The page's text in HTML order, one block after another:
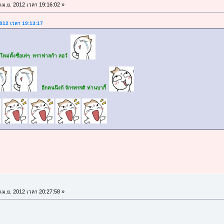
ม.ย. 2012 เวลา 19:16:02 »
เวลา 19:13:17
ใหม่ตั้งชื่อเท่ๆ ทราฟาลก้า ลอว์
อีกคนนึงก้ จักรพรรดิ ท่านบากี้
ม.ย. 2012 เวลา 20:27:58 »